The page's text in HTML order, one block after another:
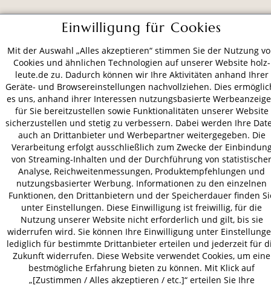
AGB Datenschutz
Impressum
© 2026 HOLZ-LEUTE
* Alle Preise inkl. gesetzl. Mehrwertsteuer zzgl.
Versandkosten
Einwilligung für Cookies
Mit der Auswahl „Alles akzeptieren“ stimmen Sie der Nutzung
Cookies und ähnlichen Technologien auf unserer Website holz-
leute.de zu. Dadurch können wir Ihre Aktivitäten anhand Ihrer
Geräte- und Browsereinstellungen nachvollziehen. Dies
es uns, anhand ihrer Interessen nutzungsbasierte
für Sie bereitzustellen sowie Funktionalitäten unserer Website
sicherzustellen und stetig zu verbessern. Dabei werden Ihre
auch an Drittanbieter und Werbepartner weitergegeben. Die
Verarbeitung erfolgt ausschließlich zum Zwecke der
von Streaming-Inhalten und der Durchführung von statistischer
Analyse, Reichweitenmessungen, Produktempfehlungen und
nutzungsbasierter Werbung. Informationen zu den einzelnen
Funktionen, den Drittanbietern und der Speicherdauer finden
unter Einstellungen. Diese Einwilligung ist freiwillig, für die
Nutzung unserer Website nicht erforderlich und gilt, bis sie
widerrufen wird. Sie können Ihre Einwilligung unter
lediglich für bestimmte Drittanbieter erteilen und jederzeit für
Zukunft widerrufen. Diese Website verwendet Cookies, um eine
bestmögliche Erfahrung bieten zu können. Mit Klick auf
„[Zustimmen / Alles akzeptieren / etc.]“ erteilen Sie Ihre